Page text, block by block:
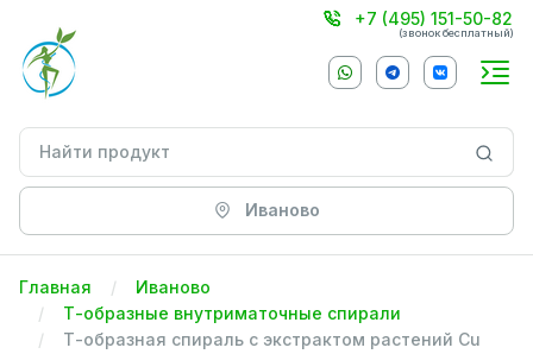
+7 (495) 151-50-82
(звонок бесплатный)
Иваново
Главная
Иваново
Т-образные внутриматочные спирали
Т-образная спираль с экстрактом растений Cu